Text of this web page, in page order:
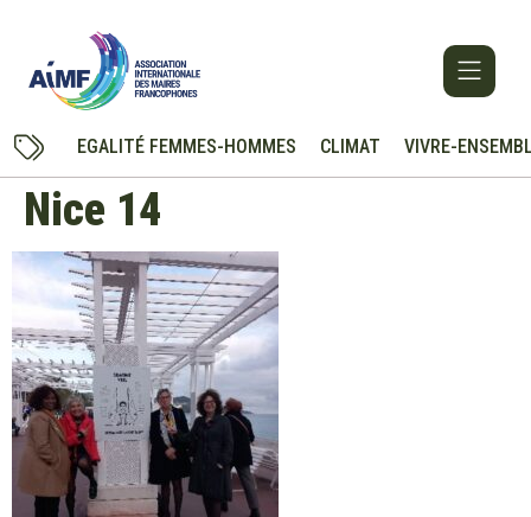
EGALITÉ FEMMES-HOMMES CLIMAT VIVRE-
Nice 14